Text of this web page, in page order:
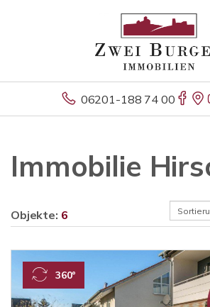
06201-188 74 00
Immobilie
Objekte: 6
360°